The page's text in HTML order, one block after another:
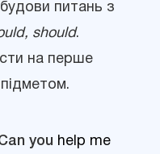
питань з
should.
на перше
you help me